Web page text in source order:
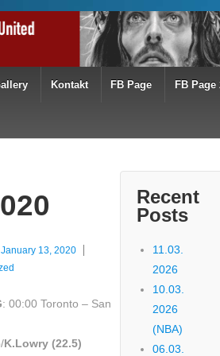
Kontakt FB Page FB Page
January 13, 2020
: 00:00 Toronto – San
K.Lowry (22.5)
Recent
Posts
11.03.
2026
10.03.
2026
(NBA)
06.03.